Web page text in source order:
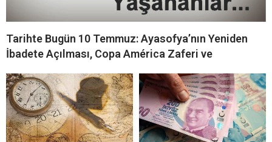
Tarihte Bugün 10 Temmuz: Ayasofya’nın Yeniden
İbadete Açılması, Copa América Zaferi ve